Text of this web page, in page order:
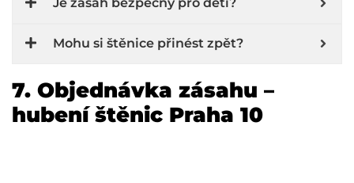
Mohu si štěnice přinést zpět?
7. Objednávka zásahu –
hubení štěnic Praha 10